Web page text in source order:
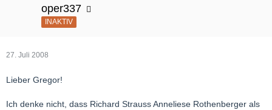
oper337
INAKTIV
27. Juli 2008
Lieber Gregor!
Ich denke nicht, dass Richard Strauss Anneliese Rothenberger als